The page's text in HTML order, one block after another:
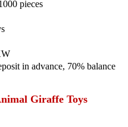
pieces
in advance, 70% balance
Giraffe Toys